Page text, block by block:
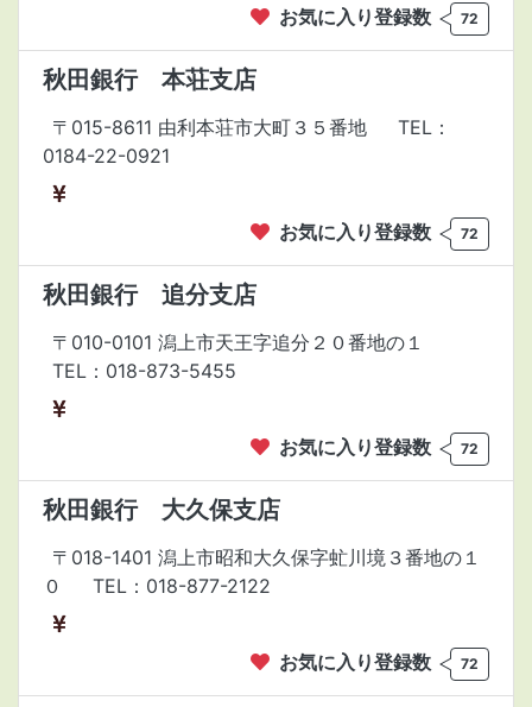
お気に入り登録数 72
秋田銀行 本荘支店
〒015-8611 由利本荘市大町３５番地
TEL：
0184-22-0921
お気に入り登録数 72
秋田銀行 追分支店
〒010-0101 潟上市天王字追分２０番地の１
TEL：018-873-5455
お気に入り登録数 72
秋田銀行 大久保支店
〒018-1401 潟上市昭和大久保字虻川境３番地の１
０
TEL：018-877-2122
お気に入り登録数 72